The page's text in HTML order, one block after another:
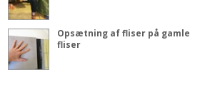
Opsætning af fliser på gamle
fliser